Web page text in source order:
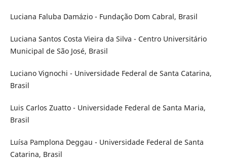
Luciana Faluba Damázio - Fundação Dom Cabral, Brasil
Luciana Santos Costa Vieira da Silva - Centro Universitário
Municipal de São José, Brasil
Luciano Vignochi - Universidade Federal de Santa Catarina,
Brasil
Luis Carlos Zuatto - Universidade Federal de Santa Maria,
Brasil
Luísa Pamplona Deggau - Universidade Federal de Santa
Catarina, Brasil